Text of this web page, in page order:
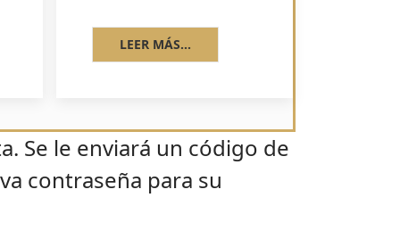
LEER MÁS...
Se le enviará un código de
contraseña para su